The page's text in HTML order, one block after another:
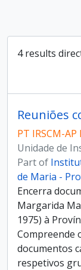
4 results
Reuniões
PT IRSCM-
Unidade de
Part of
de Maria -
Encerra
Margarida
1975) à
Compreende
documentos
respetivos